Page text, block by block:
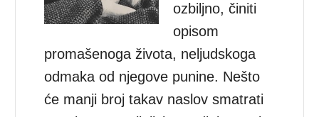
ozbiljno, činiti
opisom
promašenoga života, neljudskoga
odmaka od njegove punine. Nešto
će manji broj takav naslov smatrati